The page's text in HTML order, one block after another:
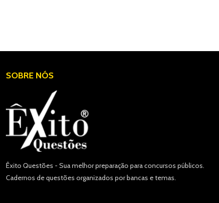
SOBRE NÓS
Êxito Questões - Sua melhor preparação para concursos públicos.
Cadernos de questões organizados por bancas e temas.